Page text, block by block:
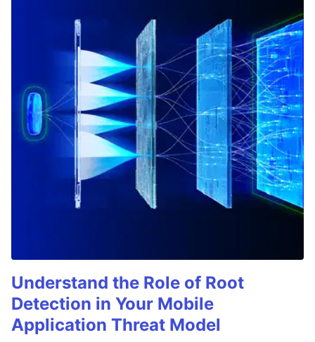
Understand the Role of Root
Detection in Your Mobile
Application Threat Model